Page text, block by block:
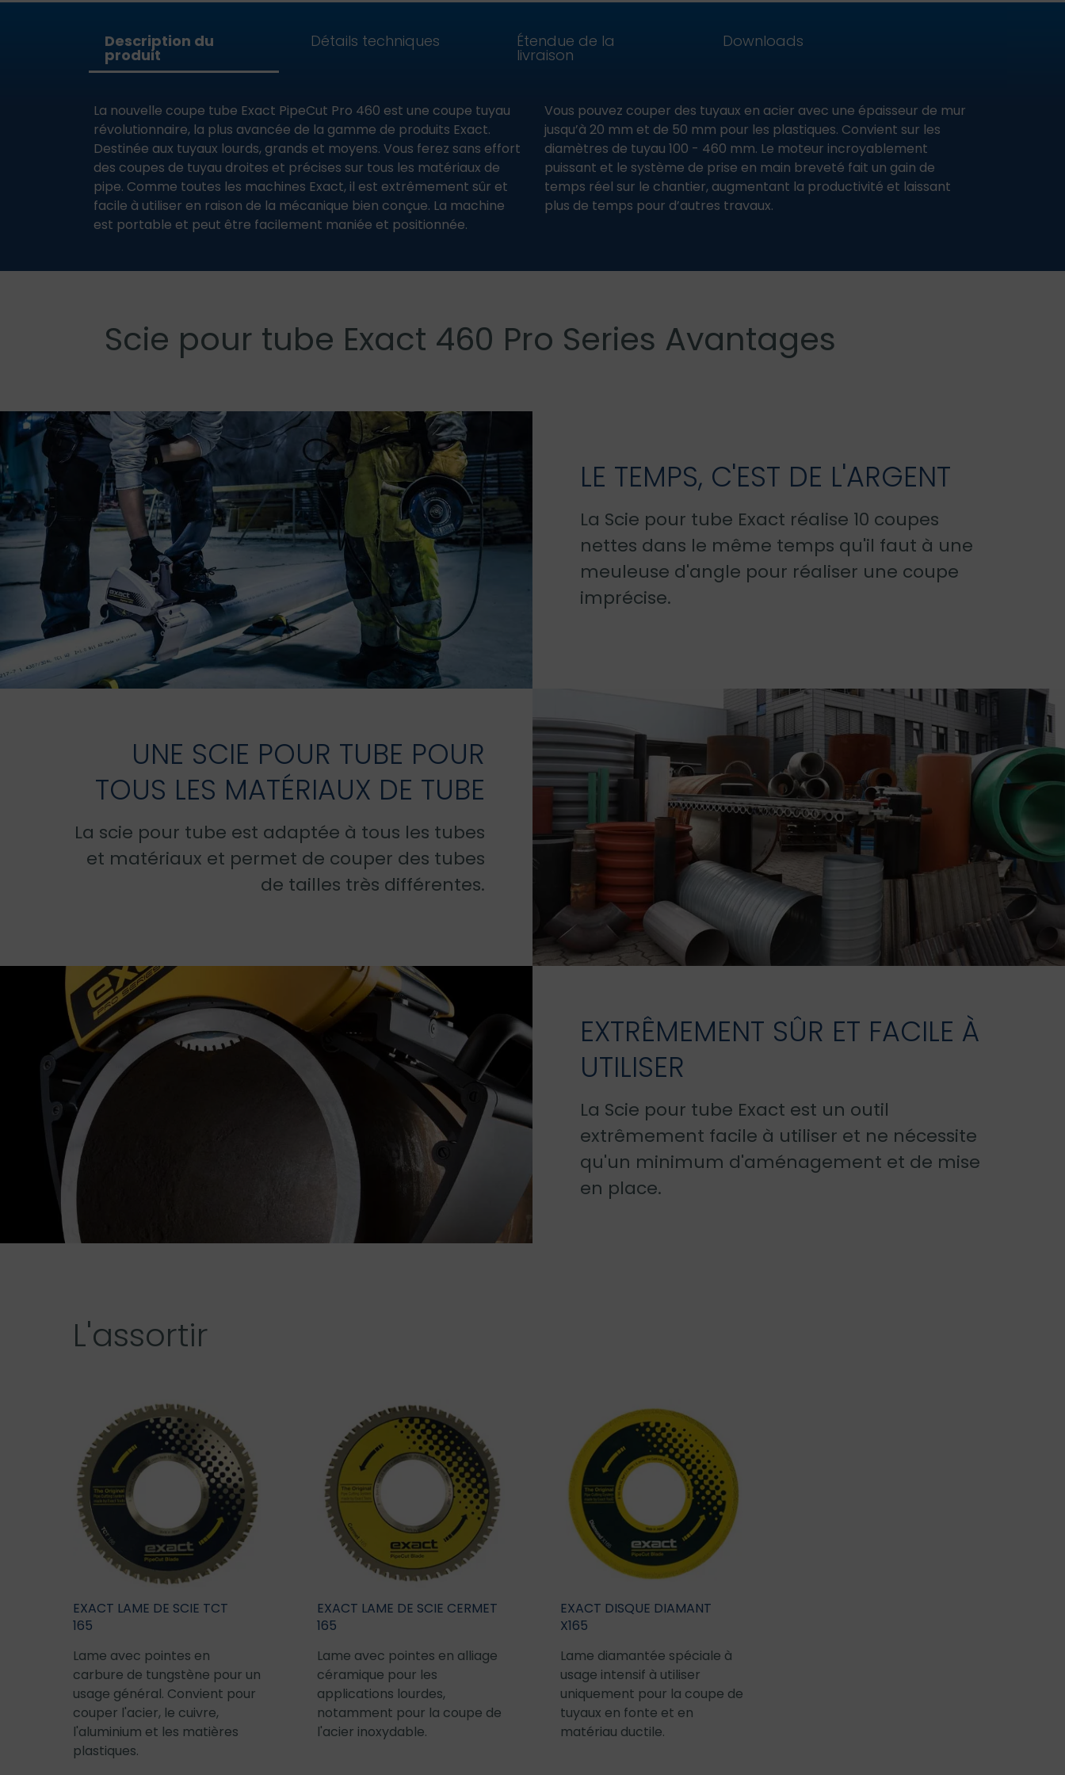
Description du
produit
Détails techniques Étendue de la
livraison
Downloads
La nouvelle coupe tube Exact PipeCut Pro 460 est une coupe tuyau
révolutionnaire, la plus avancée de la gamme de produits Exact.
Destinée aux tuyaux lourds, grands et moyens. Vous ferez sans effort
des coupes de tuyau droites et précises sur tous les matériaux de
pipe. Comme toutes les machines Exact, il est extrêmement sûr et
facile à utiliser en raison de la mécanique bien conçue. La machine
est portable et peut être facilement maniée et positionnée.
Vous pouvez couper des tuyaux en acier avec une épaisseur de mur
jusqu’à 20 mm et de 50 mm pour les plastiques. Convient sur les
diamètres de tuyau 100 - 460 mm. Le moteur incroyablement
puissant et le système de prise en main breveté fait un gain de
temps réel sur le chantier, augmentant la productivité et laissant
plus de temps pour d’autres travaux.
Scie pour tube Exact 460 Pro Series Avantages
LE TEMPS, C'EST DE L'ARGENT
La Scie pour tube Exact réalise 10 coupes
nettes dans le même temps qu'il faut à une
meuleuse d'angle pour réaliser une coupe
imprécise.
UNE SCIE POUR TUBE POUR
TOUS LES MATÉRIAUX DE TUBE
La scie pour tube est adaptée à tous les tubes
et matériaux et permet de couper des tubes
de tailles très différentes.
EXTRÊMEMENT SÛR ET FACILE À
UTILISER
La Scie pour tube Exact est un outil
extrêmement facile à utiliser et ne nécessite
qu'un minimum d'aménagement et de mise
en place.
L'assortir
EXACT LAME DE SCIE TCT
165
Lame avec pointes en
carbure de tungstène pour un
usage général. Convient pour
couper l'acier, le cuivre,
l'aluminium et les matières
plastiques.
EXACT LAME DE SCIE CERMET
165
Lame avec pointes en alliage
céramique pour les
applications lourdes,
notamment pour la coupe de
l'acier inoxydable.
EXACT DISQUE DIAMANT
X165
Lame diamantée spéciale à
usage intensif à utiliser
uniquement pour la coupe de
tuyaux en fonte et en
matériau ductile.